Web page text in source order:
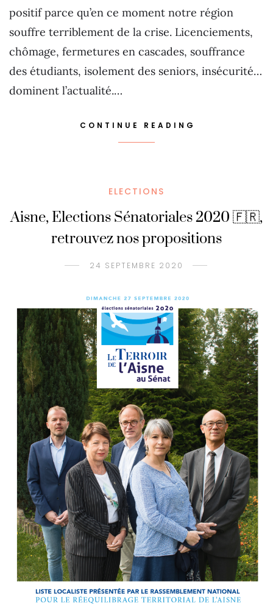
positif parce qu’en ce moment notre région
souffre terriblement de la crise. Licenciements,
chômage, fermetures en cascades, souffrance
des étudiants, isolement des seniors, insécurité…
dominent l’actualité.…
CONTINUE READING
ELECTIONS
Aisne, Elections Sénatoriales 2020 🇫🇷,
retrouvez nos propositions
24 SEPTEMBRE 2020